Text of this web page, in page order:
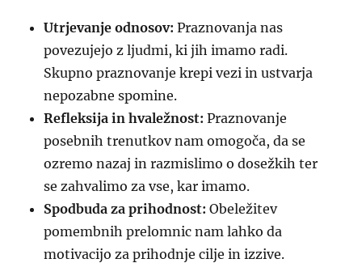
Utrjevanje odnosov: Praznovanja nas
povezujejo z ljudmi, ki jih imamo radi.
Skupno praznovanje krepi vezi in ustvarja
nepozabne spomine.
Refleksija in hvaležnost: Praznovanje
posebnih trenutkov nam omogoča, da se
ozremo nazaj in razmislimo o dosežkih ter
se zahvalimo za vse, kar imamo.
Spodbuda za prihodnost: Obeležitev
pomembnih prelomnic nam lahko da
motivacijo za prihodnje cilje in izzive.